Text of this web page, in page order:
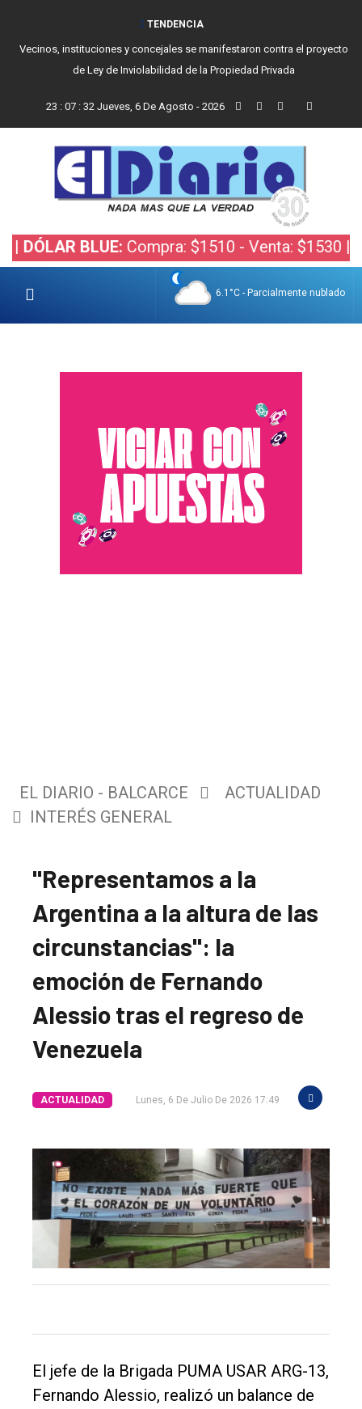
TENDENCIA
Vecinos, instituciones y concejales se manifestaron contra el proyecto
de Ley de Inviolabilidad de la Propiedad Privada
23 : 07: 33 Jueves, 6 De Agosto - 2026
BLUE:Compra: $1510 - Venta: $1530 |DÓLAR
6.1°C - Parcialmente nublado
El
DIARIO
Balcarce
EL DIARIO - BALCARCE
ACTUALIDAD
INTERÉS GENERAL
"Representamos a la
Argentina a la altura de las
circunstancias": la
emoción de Fernando
Alessio tras el regreso de
Venezuela
ACTUALIDAD Lunes, 6 De Julio De 2026 17:49
El jefe de la Brigada PUMA USAR ARG-13,
Fernando Alessio, realizó un balance de